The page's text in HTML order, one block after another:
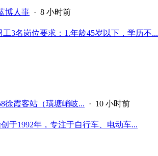
博人事 · 8 小时前
3名岗位要求：1.年龄45岁以下，学历不...
徐霞客站（璜塘峭岐... · 10 小时前
于1992年，专注于自行车、电动车...